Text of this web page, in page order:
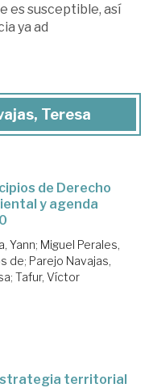
es susceptible, así
ya ad
Teresa
de Derecho
y agenda
Yann; Miguel Perales,
de; Parejo Navajas,
; Tafur, Víctor
territorial